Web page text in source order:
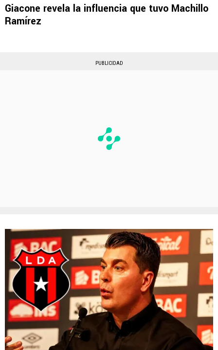
Giacone revela la influencia que tuvo Machillo
Ramírez
PUBLICIDAD